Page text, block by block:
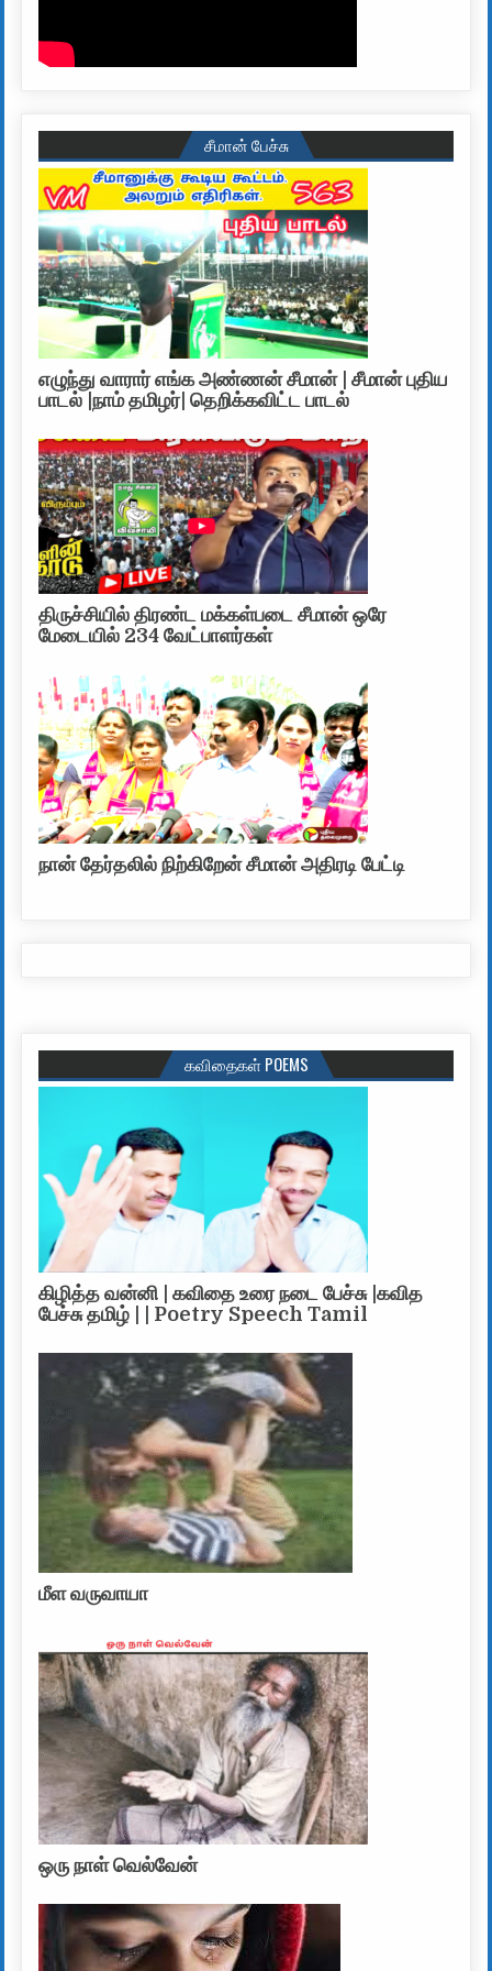
சீமான் பேச்சு
எழுந்து வாரார் எங்க அண்ணன் சீமான் | சீமான் புதிய
பாடல் |நாம் தமிழர்| தெறிக்கவிட்ட பாடல்
திருச்சியில் திரண்ட மக்கள்படை சீமான் ஒரே
மேடையில் 234 வேட்பாளர்கள்
நான் தேர்தலில் நிற்கிறேன் சீமான் அதிரடி பேட்டி
கவிதைகள் POEMS
கிழித்த வன்னி | கவிதை உரை நடை பேச்சு |கவித
பேச்சு தமிழ் | | Poetry Speech Tamil
மீள வருவாயா
ஒரு நாள் வெல்வேன்